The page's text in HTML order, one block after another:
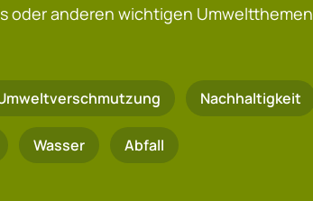
oder anderen wichtigen Umweltthemen
Nachhaltigkeit
Wasser Abfall